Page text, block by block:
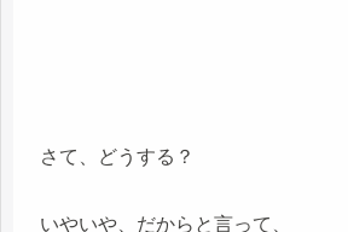
さて、どうする？
いやいや、だからと言って、